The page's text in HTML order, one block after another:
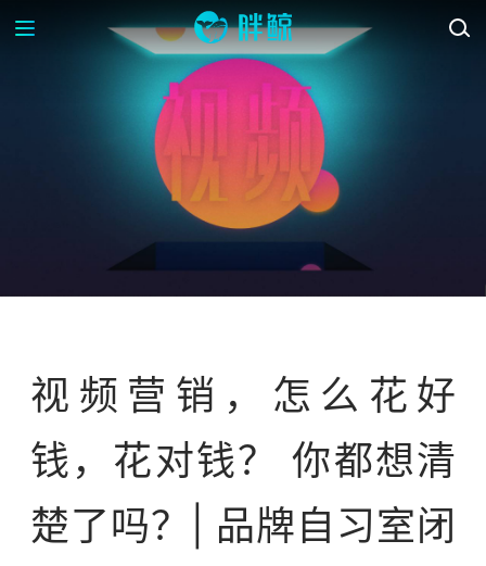
视频营销，怎么花好
钱，花对钱？ 你都想清
楚了吗？| 品牌自习室闭